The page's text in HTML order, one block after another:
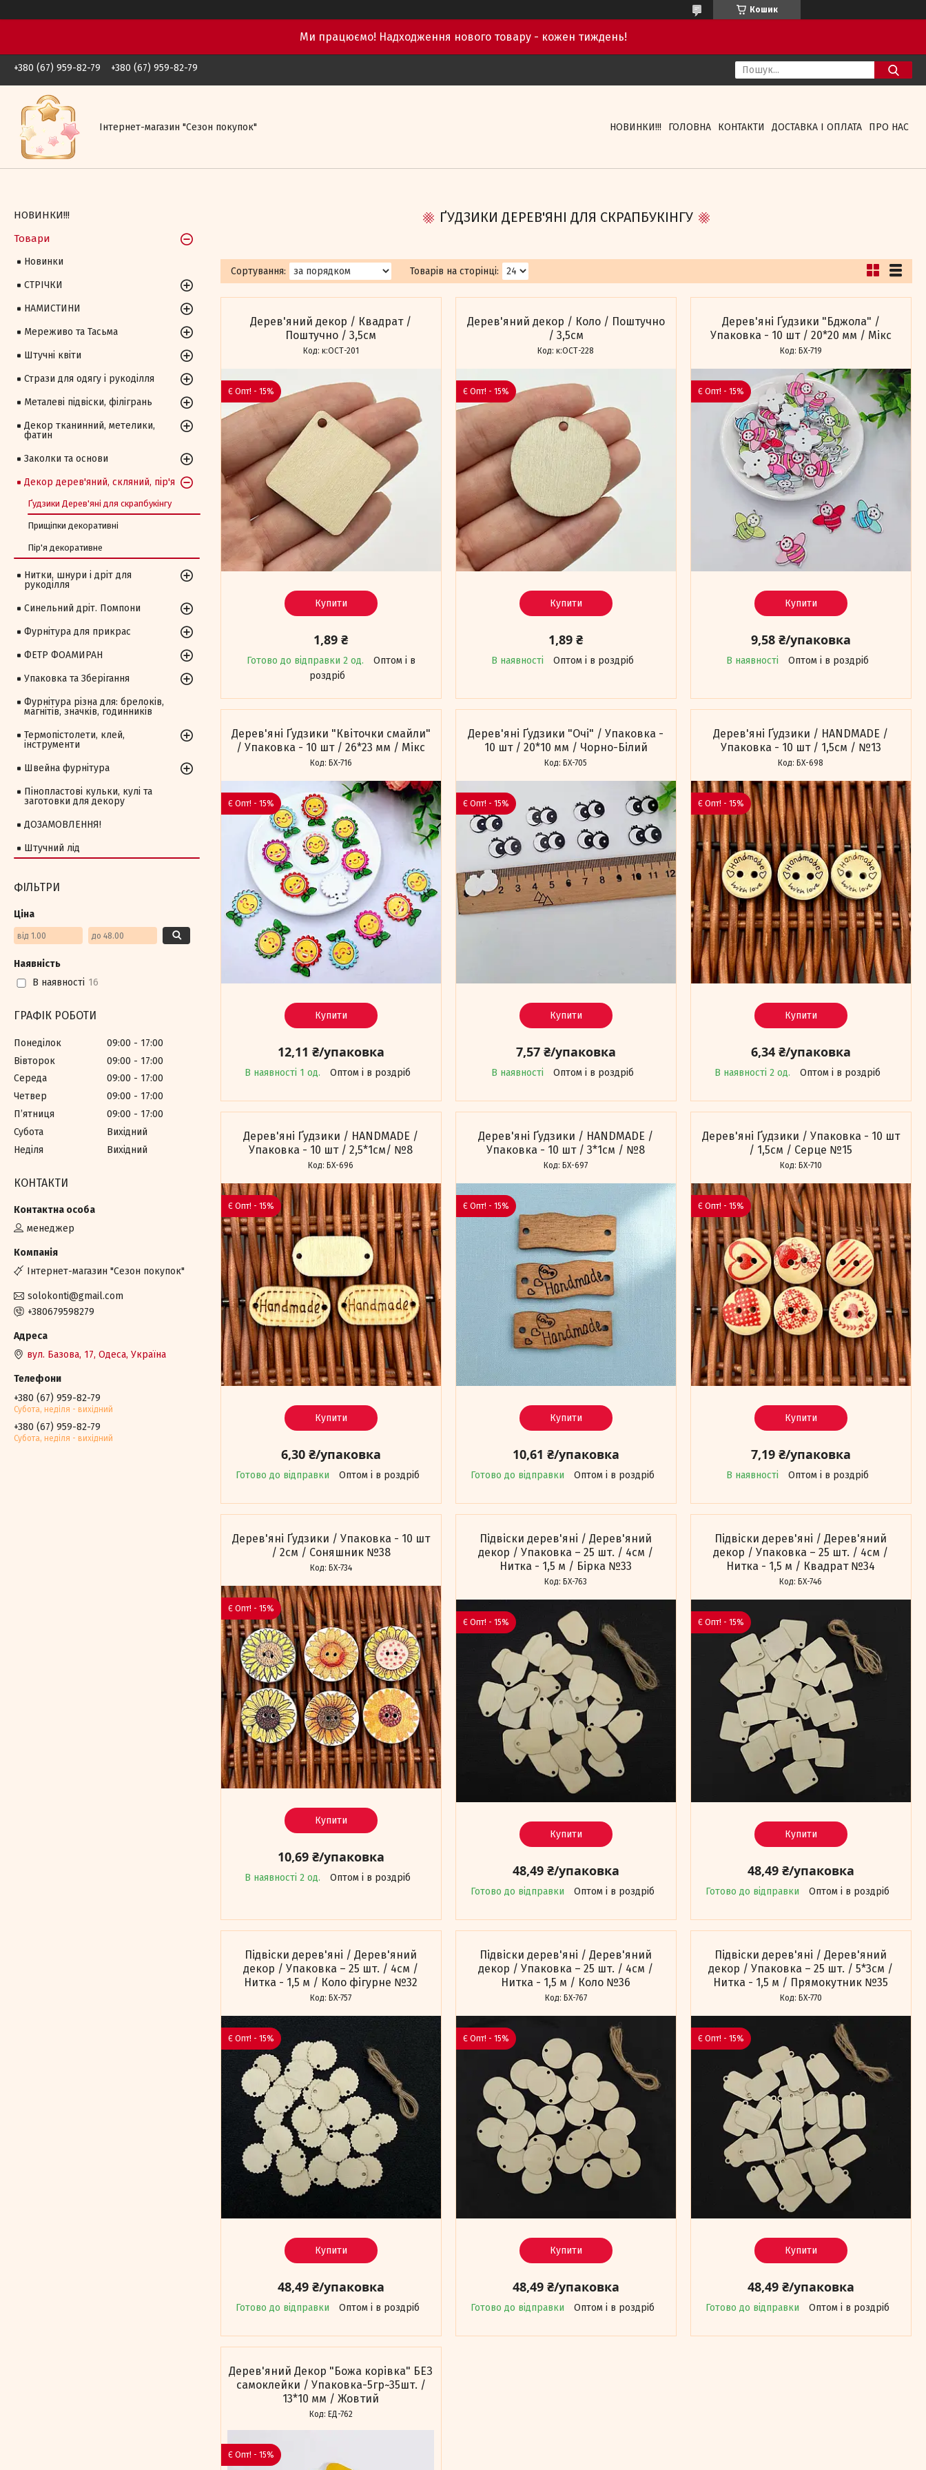
Кошик
Ми працюємо! Надходження нового товару - кожен тиждень!
+380 (67) 959-82-79 +380 (67) 959-82-79
Iнтернет-магазин "Сезон покупок" НОВИНКИ!!! ГОЛОВНА КОНТАКТИ ДОСТАВКА І ОПЛАТА ПРО НАС
ҐУДЗИКИ ДЕРЕВ'ЯНІ ДЛЯ СКРАПБУКІНГУ
Дерев'яний декор / Квадрат /
Поштучно / 3,5см
к:ОСТ-201
Є Опт! - 15%
Купити
1,89 ₴
Готово до відправки 2 од.
Оптом і в
роздріб
Дерев'яний декор / Коло / Поштучно
/ 3,5см
к:ОСТ-228
Є Опт! - 15%
Купити
1,89 ₴
В наявності Оптом і в роздріб
Дерев'яні Ґудзики "Бджола" /
Упаковка - 10 шт / 20*20 мм / Мікс
БХ-719
Є Опт! - 15%
Купити
9,58 ₴/упаковка
В наявності Оптом і в роздріб
Дерев'яні Ґудзики "Квіточки смайли"
/ Упаковка - 10 шт / 26*23 мм / Мікс
БХ-716
Є Опт! - 15%
Купити
12,11 ₴/упаковка
В наявності 1 од. Оптом і в роздріб
Дерев'яні Ґудзики "Очі" / Упаковка -
10 шт / 20*10 мм / Чорно-Білий
БХ-705
Є Опт! - 15%
Купити
7,57 ₴/упаковка
В наявності Оптом і в роздріб
Дерев'яні Ґудзики / HANDMADE /
Упаковка - 10 шт / 1,5см / №13
БХ-698
Є Опт! - 15%
Купити
6,34 ₴/упаковка
В наявності 2 од. Оптом і в роздріб
Дерев'яні Ґудзики / HANDMADE /
Упаковка - 10 шт / 2,5*1см/ №8
БХ-696
Є Опт! - 15%
Купити
6,30 ₴/упаковка
Готово до відправки Оптом і в роздріб
Дерев'яні Ґудзики / HANDMADE /
Упаковка - 10 шт / 3*1см / №8
БХ-697
Є Опт! - 15%
Купити
10,61 ₴/упаковка
Готово до відправки Оптом і в роздріб
Дерев'яні Ґудзики / Упаковка - 10 шт
/ 1,5см / Серце №15
БХ-710
Є Опт! - 15%
Купити
7,19 ₴/упаковка
В наявності Оптом і в роздріб
Дерев'яні Ґудзики / Упаковка - 10 шт
/ 2см / Соняшник №38
БХ-734
Є Опт! - 15%
Купити
10,69 ₴/упаковка
В наявності 2 од. Оптом і в роздріб
Підвіски дерев'яні / Дерев'яний
декор / Упаковка – 25 шт. / 4см /
Нитка - 1,5 м / Бірка №33
БХ-763
Є Опт! - 15%
Купити
48,49 ₴/упаковка
Готово до відправки Оптом і в роздріб
Підвіски дерев'яні / Дерев'яний
декор / Упаковка – 25 шт. / 4см /
Нитка - 1,5 м / Квадрат №34
БХ-746
Є Опт! - 15%
Купити
48,49 ₴/упаковка
Готово до відправки Оптом і в роздріб
Підвіски дерев'яні / Дерев'яний
декор / Упаковка – 25 шт. / 4см /
Нитка - 1,5 м / Коло фігурне №32
БХ-757
Є Опт! - 15%
Купити
48,49 ₴/упаковка
Готово до відправки Оптом і в роздріб
Підвіски дерев'яні / Дерев'яний
декор / Упаковка – 25 шт. / 4см /
Нитка - 1,5 м / Коло №36
БХ-767
Є Опт! - 15%
Купити
48,49 ₴/упаковка
Готово до відправки Оптом і в роздріб
Підвіски дерев'яні / Дерев'яний
декор / Упаковка – 25 шт. / 5*3см /
Нитка - 1,5 м / Прямокутник №35
БХ-770
Є Опт! - 15%
Купити
48,49 ₴/упаковка
Готово до відправки Оптом і в роздріб
Дерев'яний Декор "Божа корівка" БЕЗ
самоклейки / Упаковка-5гр~35шт. /
13*10 мм / Жовтий
ЕД-762
Є Опт! - 15%
НОВИНКИ!!!
Товари
Новинки
СТРІЧКИ
НАМИСТИНИ
Мереживо та Тасьма
Штучні квіти
Стрази для одягу і рукоділля
Металеві підвіски, філігрань
Декор тканинний, метелики,
фатин
Заколки та основи
Декор дерев'яний, скляний, пір'я
Ґудзики Дерев'яні для скрапбукінгу
Прищіпки декоративні
Пір'я декоративне
Нитки, шнури і дріт для
рукоділля
Синельний дріт. Помпони
Фурнітура для прикрас
ФЕТР ФОАМИРАН
Упаковка та Зберігання
Фурнітура різна для: брелоків,
магнітів, значків, годинників
Термопістолети, клей,
інструменти
Швейна фурнітура
Пінопластові кульки, кулі та
заготовки для декору
ДОЗАМОВЛЕННЯ!
Штучний лід
ФІЛЬТРИ
Ціна
Наявність
В наявності 16
ГРАФІК РОБОТИ
Понеділок 09:00
17:00
Вівторок
09:00
17:00
Середа
09:00
17:00
Четвер
09:00
17:00
Пʼятниця
09:00
17:00
Субота
Вихідний
Неділя
Вихідний
КОНТАКТИ
менеджер
Iнтернет-магазин "Сезон покупок"
solokonti@gmail.com
+380679598279
вул. Базова, 17, Одеса, Україна
+380 (67) 959-82-79
Субота, недiля - вихiдний
+380 (67) 959-82-79
Субота, недiля - вихiдний